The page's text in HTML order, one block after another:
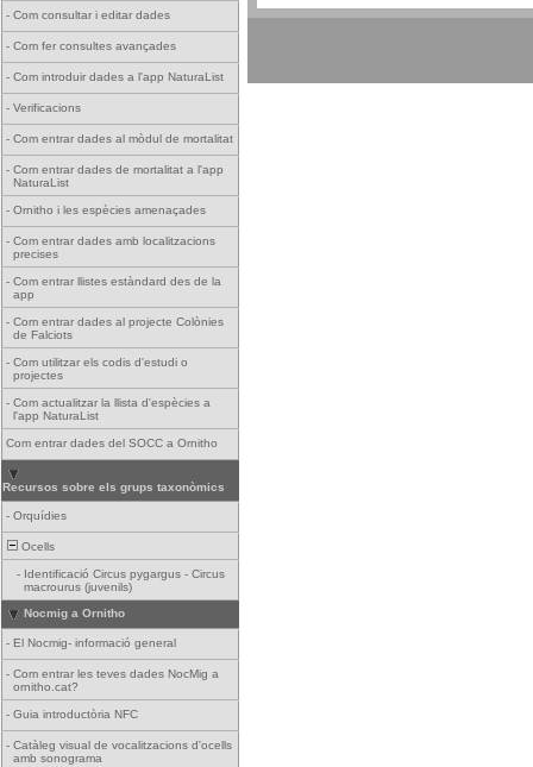
- Com consultar i editar dades
- Com fer consultes avançades
- Com introduir dades a l'app NaturaList
- Verificacions
- Com entrar dades al mòdul de mortalitat
- Com entrar dades de mortalitat a l'app
NaturaList
- Ornitho i les espècies amenaçades
- Com entrar dades amb localitzacions
precises
- Com entrar llistes estàndard des de la
app
- Com entrar dades al projecte Colònies
de Falciots
- Com utilitzar els codis d'estudi o
projectes
- Com actualitzar la llista d'espècies a
l'app NaturaList
Com entrar dades del SOCC a Ornitho
Recursos sobre els grups taxonòmics
- Orquídies
Ocells
- Identificació Circus pygargus - Circus
macrourus (juvenils)
Nocmig a Ornitho
- El Nocmig- informació general
- Com entrar les teves dades NocMig a
ornitho.cat?
- Guia introductòria NFC
- Catàleg visual de vocalitzacions d'ocells
amb sonograma